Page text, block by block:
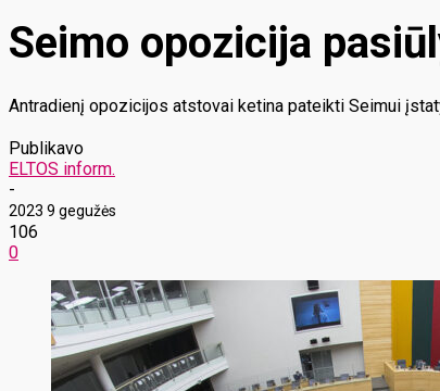
Seimo opozicija
Antradienį opozicijos atstovai ketina pateikti Seimui
Publikavo
ELTOS inform.
-
2023 9 gegužės
106
0